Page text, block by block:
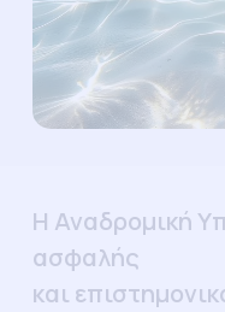
Η Αναδρομική
ασφαλής
και